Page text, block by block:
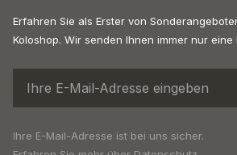
Erfahren Sie als Erster von
Koloshop. Wir senden Ihnen immer nur eine
Ihre E-Mail-Adresse ist bei uns sicher.